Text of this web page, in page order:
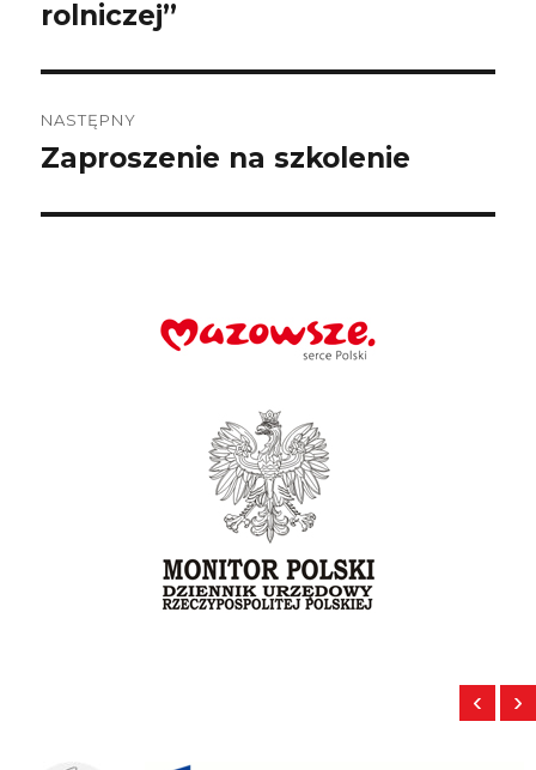
rolniczej”
NASTĘPNY
Następny
Zaproszenie na szkolenie
‹ ›